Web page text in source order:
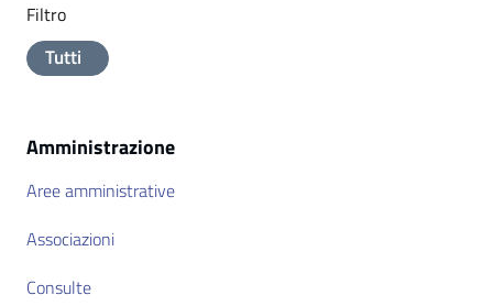
Filtro
Tutti
Amministrazione
Aree amministrative
Associazioni
Consulte